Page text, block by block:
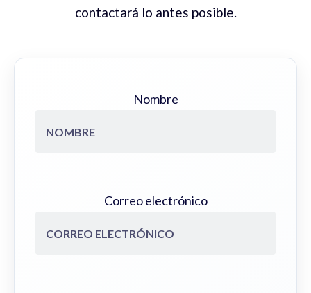
contactará lo antes posible.
Nombre
Correo electrónico